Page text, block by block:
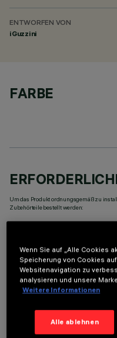
ENTWORFEN VON
iGuzzini
FARBE
Um das Produkt ordnungsgemäß zu
Zubehörteile bestellt werden:
OPTIONALE
Wenn Sie auf „Alle Cookies
Speicherung von Cookies
Websitenavigation zu
analysieren und unsere
Weitere Informationen
Alle ablehnen